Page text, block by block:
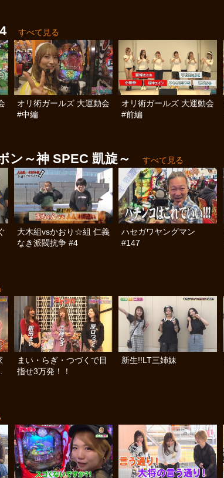
すべて見る
オリ術ガールズ 大運動会
#中編
オリ術ガールズ 大運動会
#前編
ン～神 SPEC 凱旋～ すべて見る
大木組vsかおり☆組 仁義
なき派閥抗争 #4
ハセガワヤングマン
#147
まい・らぎ・つづくで目
指せ3万発！！
新生!!LT三姉妹